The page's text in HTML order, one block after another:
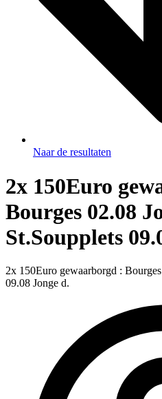
Naar de resultaten
2x 150Euro
Bourges 02.08
St.Soupplets
2x 150Euro gewaarborgd :
09.08 Jonge d.